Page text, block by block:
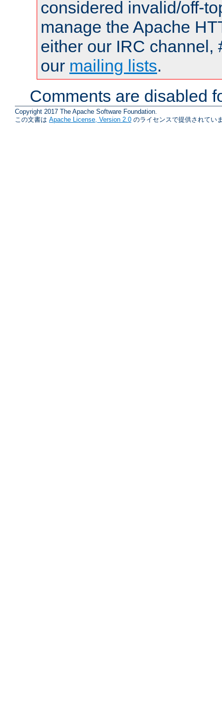
considered invalid/off-
manage the Apache
either our IRC channel,
our mailing lists.
Comments are disabled
Copyright 2017 The Apache Software Foundation.
この文書は Apache License, Version 2.0 のライセンスで提供されてい